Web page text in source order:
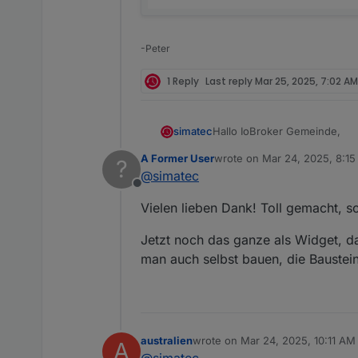
-Peter
1 Reply Last reply Mar 25, 2025, 7:02 AM
simatecHallo IoBroker Gemeinde,
da ich hier im Forum immer
installiert werden.
Deutsche Beschreibung
?
Offline
A Former Userwrote on Mar 24, 2025, 8:15
last edited by
@simatec
Vielen lieben Dank! Toll gemacht,
Jetzt noch das ganze als Widget,
man auch selbst bauen, die
A australienwrote on Mar 24, 2025, 10:11 AM
last edited by